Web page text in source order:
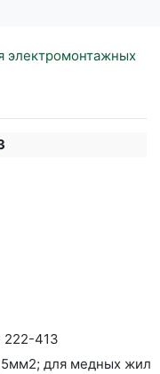
электромонтажных
222-413
для медных жил